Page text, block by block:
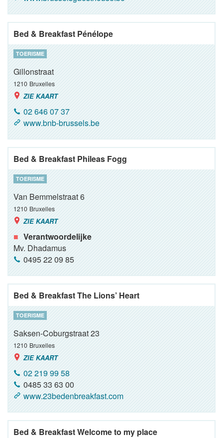
Bed & Breakfast Pénélope
TOERISME
Gillonstraat
1210 Bruxelles
ZIE KAART
02 646 07 37
www.bnb-brussels.be
Bed & Breakfast Phileas Fogg
TOERISME
Van Bemmelstraat 6
1210 Bruxelles
ZIE KAART
Verantwoordelijke
Mv. Dhadamus
0495 22 09 85
Bed & Breakfast The Lions’ Heart
TOERISME
Saksen-Coburgstraat 23
1210 Bruxelles
ZIE KAART
02 219 99 58
0485 33 63 00
www.23bedenbreakfast.com
Bed & Breakfast Welcome to my place